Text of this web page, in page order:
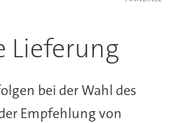
Lieferung
bei der Wahl des
Empfehlung von